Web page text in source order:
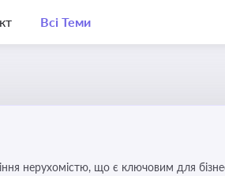
Всі Теми
нерухомістю, що є ключовим для